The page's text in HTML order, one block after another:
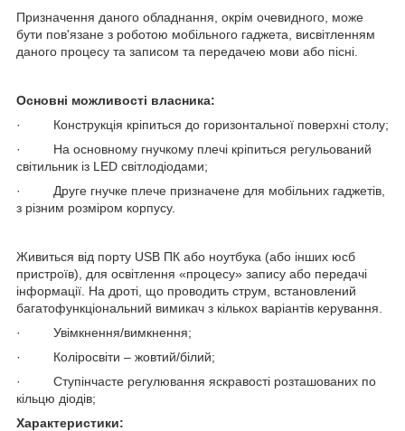
Призначення даного обладнання, окрім очевидного, може
бути пов'язане з роботою мобільного гаджета, висвітленням
даного процесу та записом та передачею мови або пісні.
Основні можливості власника:
· Конструкція кріпиться до горизонтальної поверхні столу;
· На основному гнучкому плечі кріпиться регульований
світильник із LED світлодіодами;
· Друге гнучке плече призначене для мобільних гаджетів,
з різним розміром корпусу.
Живиться від порту USB ПК або ноутбука (або інших юсб
пристроїв), для освітлення «процесу» запису або передачі
інформації. На дроті, що проводить струм, встановлений
багатофункціональний вимикач з кількох варіантів керування.
· Увімкнення/вимкнення;
· Коліросвіти – жовтий/білий;
· Ступінчасте регулювання яскравості розташованих по
кільцю діодів;
Характеристики: